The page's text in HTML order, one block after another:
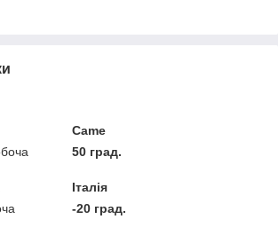
Came
50 град.
Італія
-20 град.